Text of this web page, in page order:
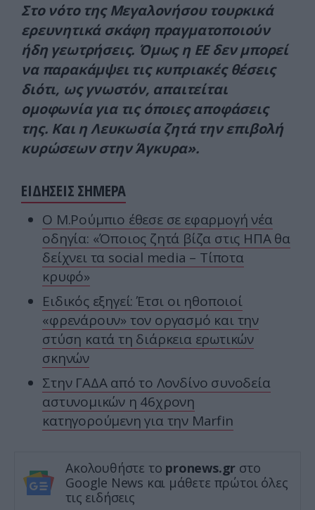
​Στο νότο της Μεγαλονήσου τουρκικά
ερευνητικά σκάφη πραγματοποιούν
ήδη γεωτρήσεις. Όμως η ΕΕ δεν μπορεί
να παρακάμψει τις κυπριακές θέσεις
διότι, ως γνωστόν, απαιτείται
ομοφωνία για τις όποιες αποφάσεις
της. Και η Λευκωσία ζητά την επιβολή
κυρώσεων στην Άγκυρα».
ΕΙΔΗΣΕΙΣ ΣΗΜΕΡΑ
Ο Μ.Ρούμπιο έθεσε σε εφαρμογή νέα
οδηγία: «Όποιος ζητά βίζα στις ΗΠΑ θα
δείχνει τα social media – Τίποτα
κρυφό»
Ειδικός εξηγεί: Έτσι οι ηθοποιοί
«φρενάρουν» τον οργασμό και την
στύση κατά τη διάρκεια ερωτικών
σκηνών
Στην ΓΑΔΑ από το Λονδίνο συνοδεία
αστυνομικών η 46χρονη
κατηγορούμενη για την Marfin
Ακολουθήστε το pronews.gr στο
Google News και μάθετε πρώτοι όλες
τις ειδήσεις